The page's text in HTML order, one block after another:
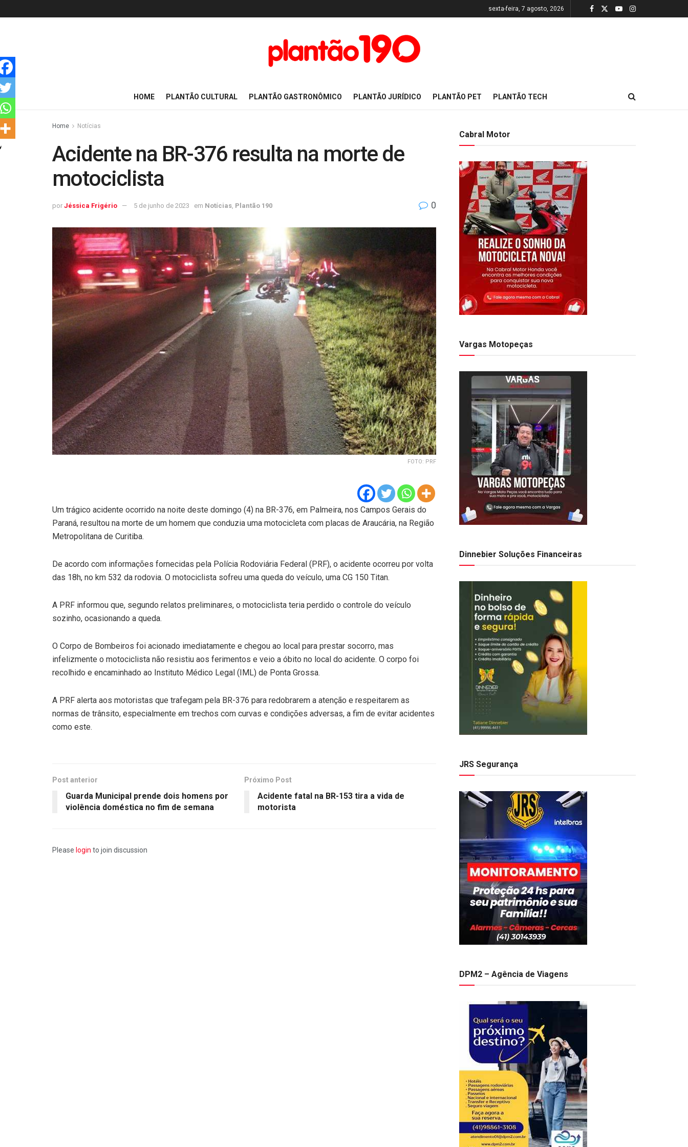
sexta-feira, 7 agosto, 2026
HOME PLANTÃO CULTURAL PLANTÃO GASTRONÔMICO PLANTÃO JURÍDICO PLANTÃO PET PLANTÃO TECH
Home Notícias
Acidente na BR-376 resulta na morte de
motociclista
por Jéssica Frigério 5 de junho de 2023 em Notícias Plantão 190 0
FOTO: PRF
Um trágico acidente ocorrido na noite deste domingo (4) na BR-376, em Palmeira, nos Campos Gerais do
Paraná, resultou na morte de um homem que conduzia uma motocicleta com placas de Araucária, na Região
Metropolitana de Curitiba.
De acordo com informações fornecidas pela Polícia Rodoviária Federal (PRF), o acidente ocorreu por volta
das 18h, no km 532 da rodovia. O motociclista sofreu uma queda do veículo, uma CG 150 Titan.
A PRF informou que, segundo relatos preliminares, o motociclista teria perdido o controle do veículo
sozinho, ocasionando a queda.
O Corpo de Bombeiros foi acionado imediatamente e chegou ao local para prestar socorro, mas
infelizmente o motociclista não resistiu aos ferimentos e veio a óbito no local do acidente. O corpo foi
recolhido e encaminhado ao Instituto Médico Legal (IML) de Ponta Grossa.
A PRF alerta aos motoristas que trafegam pela BR-376 para redobrarem a atenção e respeitarem as
normas de trânsito, especialmente em trechos com curvas e condições adversas, a fim de evitar acidentes
como este.
Post anterior
Guarda Municipal prende dois homens por
violência doméstica no fim de semana
Próximo Post
Acidente fatal na BR-153 tira a vida de
motorista
Please login to join discussion
Cabral Motor
Vargas Motopeças
Dinnebier Soluções Financeiras
JRS Segurança
DPM2 – Agência de Viagens